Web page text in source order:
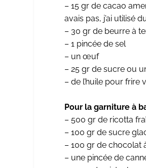
– 15 gr de cacao
avais pas, j’ai utilisé
– 30 gr de beurre à
– 1 pincée de sel
– un œuf
– 25 gr de sucre ou
– de l’huile pour frire
Pour la garniture à
– 500 gr de ricotta
– 100 gr de sucre
– 100 gr de chocolat
– une pincée de